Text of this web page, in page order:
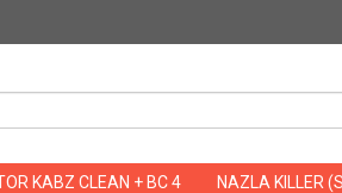
KABZ CLEAN + BC 4 NAZLA KILLER